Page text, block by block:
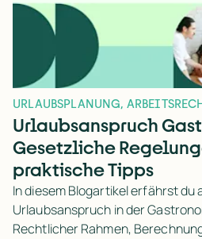
URLAUBSPLANUNG,
Urlaubsanspruch
Gesetzliche
praktische Tipps
In diesem Blogartikel erfährst du
Urlaubsanspruch in der
Rechtlicher Rahmen,